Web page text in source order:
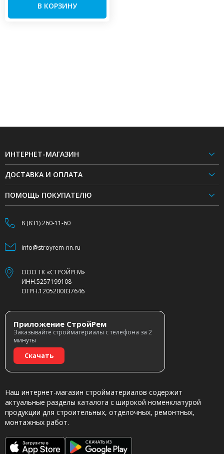
В КОРЗИНУ
ИНТЕРНЕТ-МАГАЗИН
ДОСТАВКА И ОПЛАТА
ПОМОЩЬ ПОКУПАТЕЛЮ
8 (831) 260-11-60
info@stroyrem-nn.ru
ООО ТК «СТРОЙРЕМ»
ИНН.5257199108
ОГРН.1205200037646
Приложение СтройРем
Заказывайте стройматериалы с телефона за 2
минуты
Скачать
Наш интернет-магазин стройматериалов содержит
актуальные разделы каталога с широкой номенклатурой
продукции для строительных, отделочных, ремонтных,
монтажных работ.